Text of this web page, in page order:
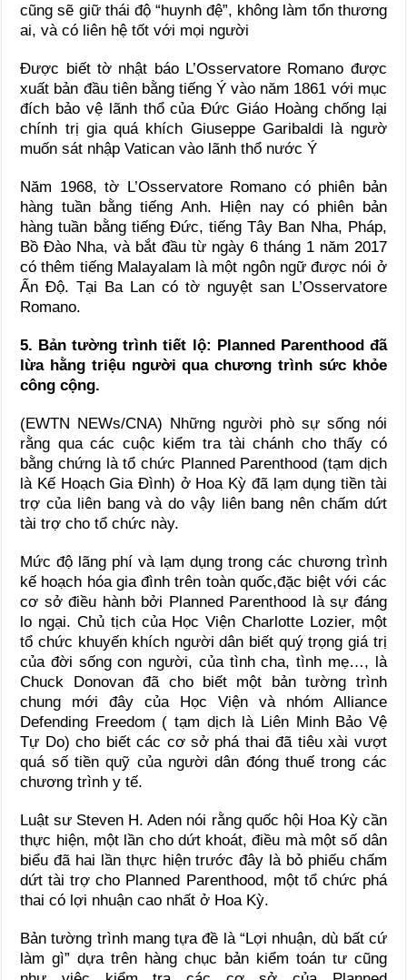
cũng sẽ giữ thái độ “huynh đệ”, không làm tổn thương
ai, và có liên hệ tốt với mọi người
Được biết tờ nhật báo L’Osservatore Romano được
xuất bản đầu tiên bằng tiếng Ý vào năm 1861 với mục
đích bảo vệ lãnh thổ của Đức Giáo Hoàng chống lại
chính trị gia quá khích Giuseppe Garibaldi là ngườ
muốn sát nhập Vatican vào lãnh thổ nước Ý
Năm 1968, tờ L’Osservatore Romano có phiên bản
hàng tuần bằng tiếng Anh. Hiện nay có phiên bản
hàng tuần bằng tiếng Đức, tiếng Tây Ban Nha, Pháp,
Bồ Đào Nha, và bắt đầu từ ngày 6 tháng 1 năm 2017
có thêm tiếng Malayalam là một ngôn ngữ được nói ở
Ấn Độ. Tại Ba Lan có tờ nguyệt san L’Osservatore
Romano.
5. Bản tường trình tiết lộ: Planned Parenthood đã
lừa hằng triệu người qua chương trình sức khỏe
công cộng.
(EWTN NEWs/CNA) Những người phò sự sống nói
rằng qua các cuộc kiểm tra tài chánh cho thấy có
bằng chứng là tổ chức Planned Parenthood (tạm dịch
là Kế Hoạch Gia Đình) ở Hoa Kỳ đã lạm dụng tiền tài
trợ của liên bang và do vậy liên bang nên chấm dứt
tài trợ cho tổ chức này.
Mức độ lãng phí và lạm dụng trong các chương trình
kế hoạch hóa gia đình trên toàn quốc,đặc biệt với các
cơ sở điều hành bởi Planned Parenthood là sự đáng
lo ngại. Chủ tịch của Học Viện Charlotte Lozier, một
tổ chức khuyến khích người dân biết quý trọng giá trị
của đời sống con người, của tình cha, tình mẹ…, là
Chuck Donovan đã cho biết một bản tường trình
chung mới đây của Học Viện và nhóm Alliance
Defending Freedom ( tạm dịch là Liên Minh Bảo Vệ
Tự Do) cho biết các cơ sở phá thai đã tiêu xài vượt
quá số tiền quỹ của người dân đóng thuế trong các
chương trình y tế.
Luật sư Steven H. Aden nói rằng quốc hội Hoa Kỳ cần
thực hiện, một lần cho dứt khoát, điều mà một số dân
biểu đã hai lần thực hiện trước đây là bỏ phiếu chấm
dứt tài trợ cho Planned Parenthood, một tổ chức phá
thai có lợi nhuận cao nhất ở Hoa Kỳ.
Bản tường trình mang tựa đề là “Lợi nhuận, dù bất cứ
làm gì” dựa trên hàng chục bản kiểm toán tư cũng